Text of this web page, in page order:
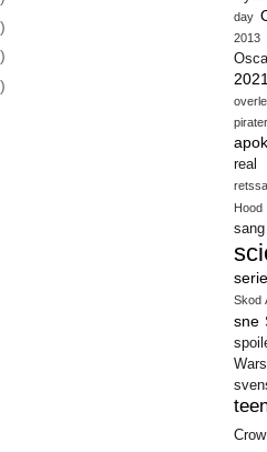
day
2013
pirater
real
Hood
Skod
sne
Wars
Crow